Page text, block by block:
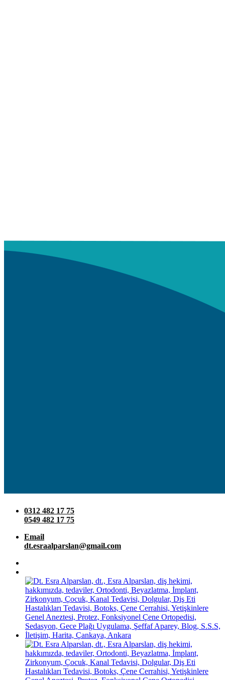
0312 482 17 75
0549 482 17 75
Email
dt.esraalparslan@gmail.com